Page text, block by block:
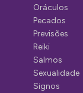
Oráculos
Pecados
Previsões
Reiki
Salmos
Sexualidade
Signos